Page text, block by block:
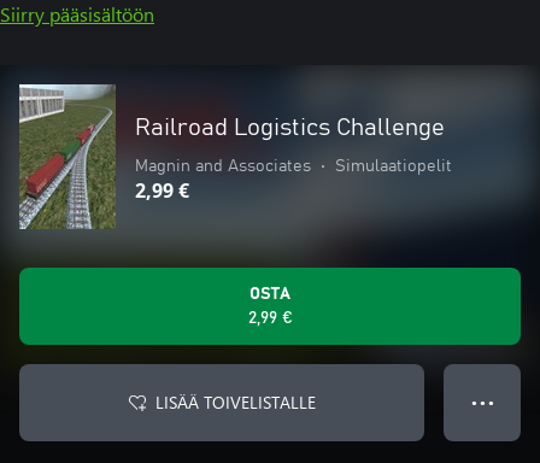
Siirry pääsisältöön
Railroad Logistics Challenge
Magnin and Associates • Simulaatiopelit
2,99 €
OSTA
2,99 €
LISÄÄ TOIVELISTALLE ● ● ●